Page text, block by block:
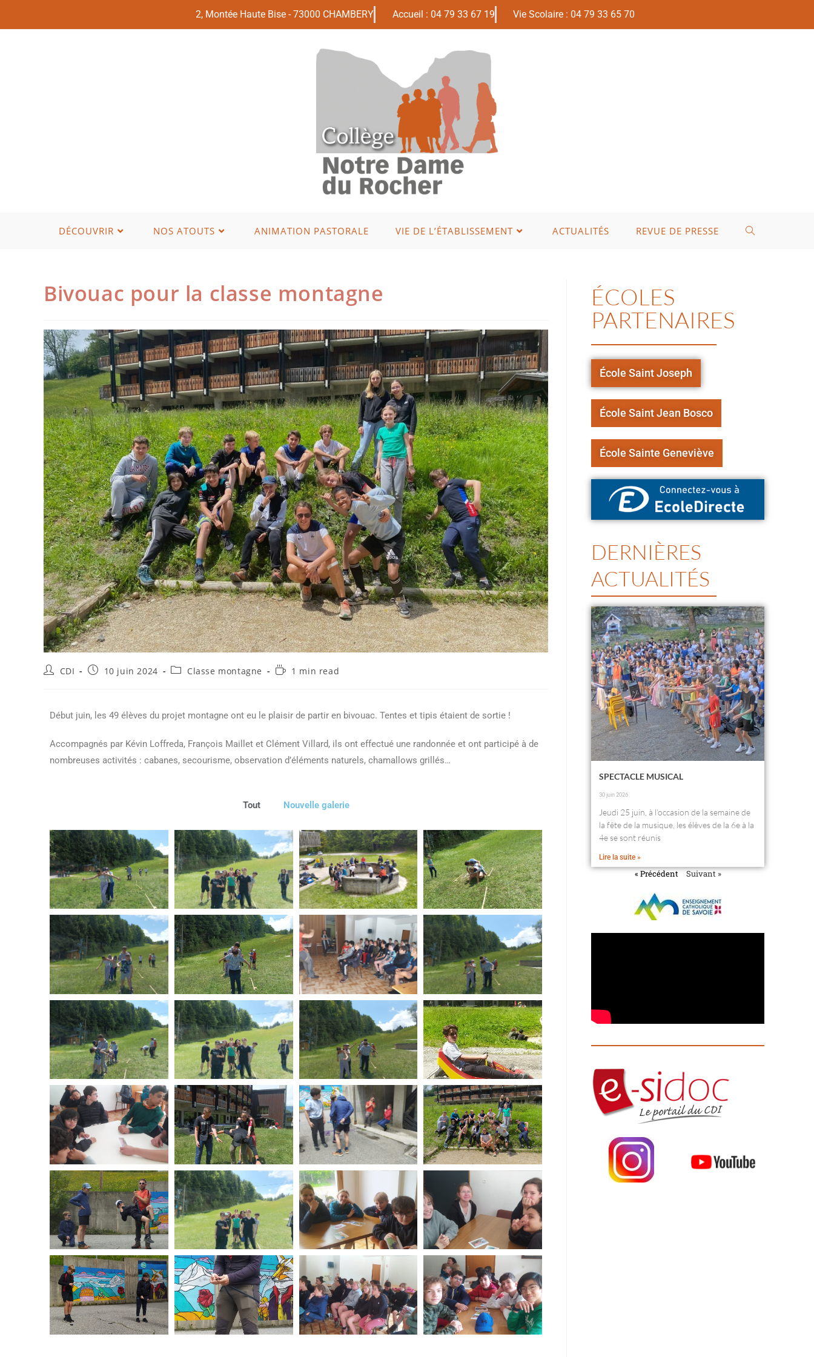
2, Montée Haute Bise - 73000 CHAMBERY Accueil : 04 79 33 67 19 Vie Scolaire : 04 79 33 65 70
DÉCOUVRIR NOS ATOUTS ANIMATION PASTORALE VIE DE L’ÉTABLISSEMENT ACTUALITÉS REVUE DE PRESSE
Bivouac pour la classe montagne
CDI 10 juin 2024 Classe montagne 1 min read
Début juin, les 49 élèves du projet montagne ont eu le plaisir de partir en bivouac. Tentes et tipis étaient de sortie !
Accompagnés par Kévin Loffreda, François Maillet et Clément Villard, ils ont effectué une randonnée et ont participé à de
nombreuses activités : cabanes, secourisme, observation d’éléments naturels, chamallows grillés…
Tout Nouvelle galerie
ÉCOLES
PARTENAIRES
École Saint Joseph
École Saint Jean Bosco
École Sainte Geneviève
DERNIÈRES
ACTUALITÉS
SPECTACLE MUSICAL
30 juin 2026
Jeudi 25 juin, à l’occasion de la semaine de
la fête de la musique, les élèves de la 6e à la
4e se sont réunis
Lire la suite »
« Précédent Suivant »